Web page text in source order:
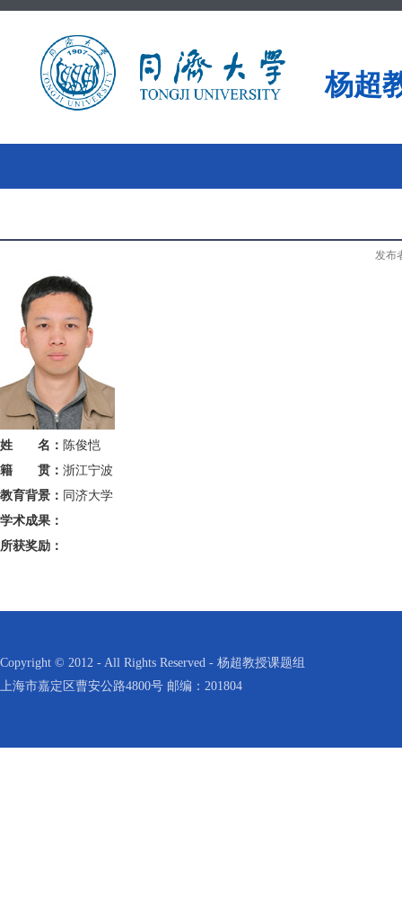
杨超
发布
姓 名： 陈俊恺
籍 贯： 浙江宁波
教育背景： 同济大学
学术成果：
所获奖励：
Copyright © 2012 - All Rights Reserved - 杨超教授课题组
上海市嘉定区曹安公路4800号 邮编：201804